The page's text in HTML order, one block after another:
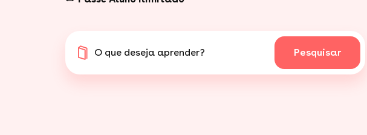
O que deseja aprender? Pesquisar